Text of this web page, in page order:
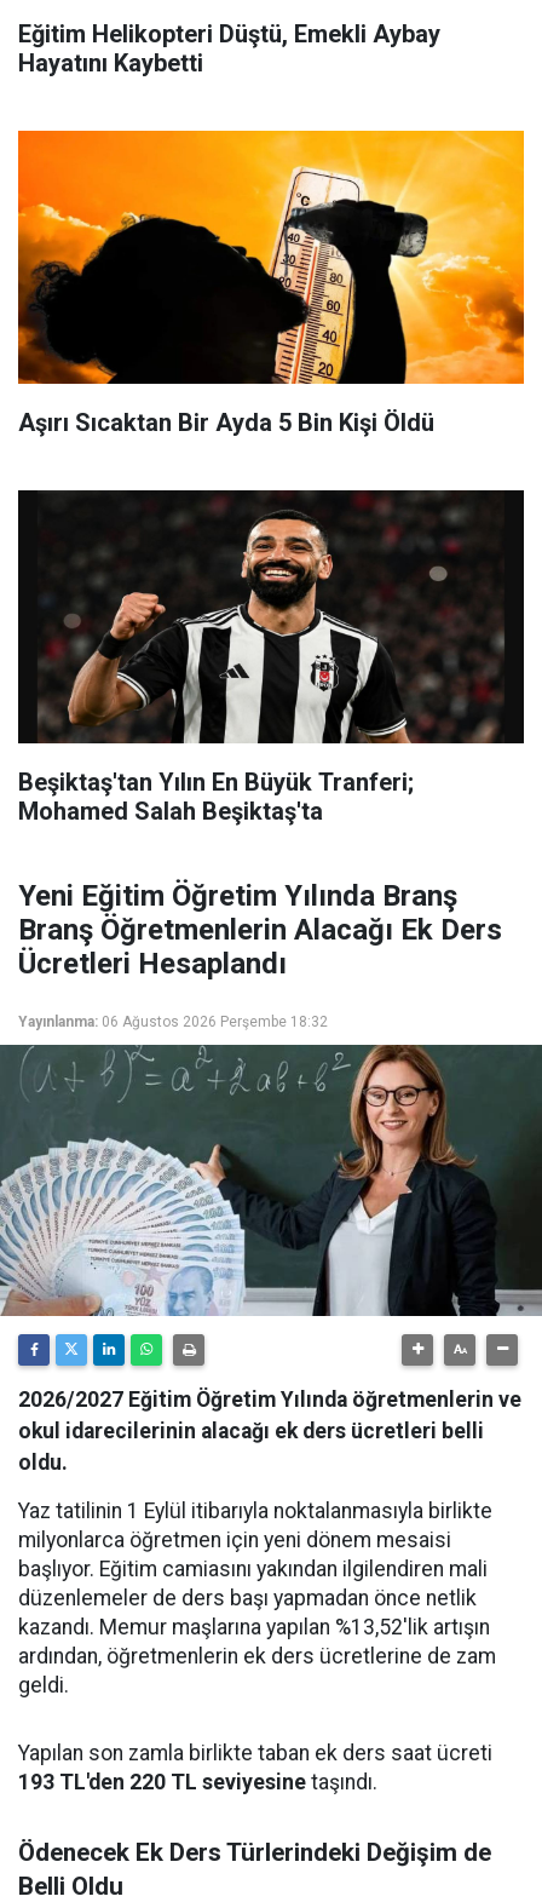
Eğitim Helikopteri Düştü, Emekli Aybay
Hayatını Kaybetti
Aşırı Sıcaktan Bir Ayda 5 Bin Kişi Öldü
Beşiktaş'tan Yılın En Büyük Tranferi;
Mohamed Salah Beşiktaş'ta
Yeni Eğitim Öğretim Yılında Branş
Branş Öğretmenlerin Alacağı Ek Ders
Ücretleri Hesaplandı
Yayınlanma: 06 Ağustos 2026 Perşembe 18:32
2026/2027 Eğitim Öğretim Yılında öğretmenlerin ve
okul idarecilerinin alacağı ek ders ücretleri belli
oldu.
Yaz tatilinin 1 Eylül itibarıyla noktalanmasıyla birlikte
milyonlarca öğretmen için yeni dönem mesaisi
başlıyor. Eğitim camiasını yakından ilgilendiren mali
düzenlemeler de ders başı yapmadan önce netlik
kazandı. Memur maşlarına yapılan %13,52'lik artışın
ardından, öğretmenlerin ek ders ücretlerine de zam
geldi.
Yapılan son zamla birlikte taban ek ders saat ücreti
193 TL'den 220 TL seviyesine taşındı.
Ödenecek Ek Ders Türlerindeki Değişim de
Belli Oldu